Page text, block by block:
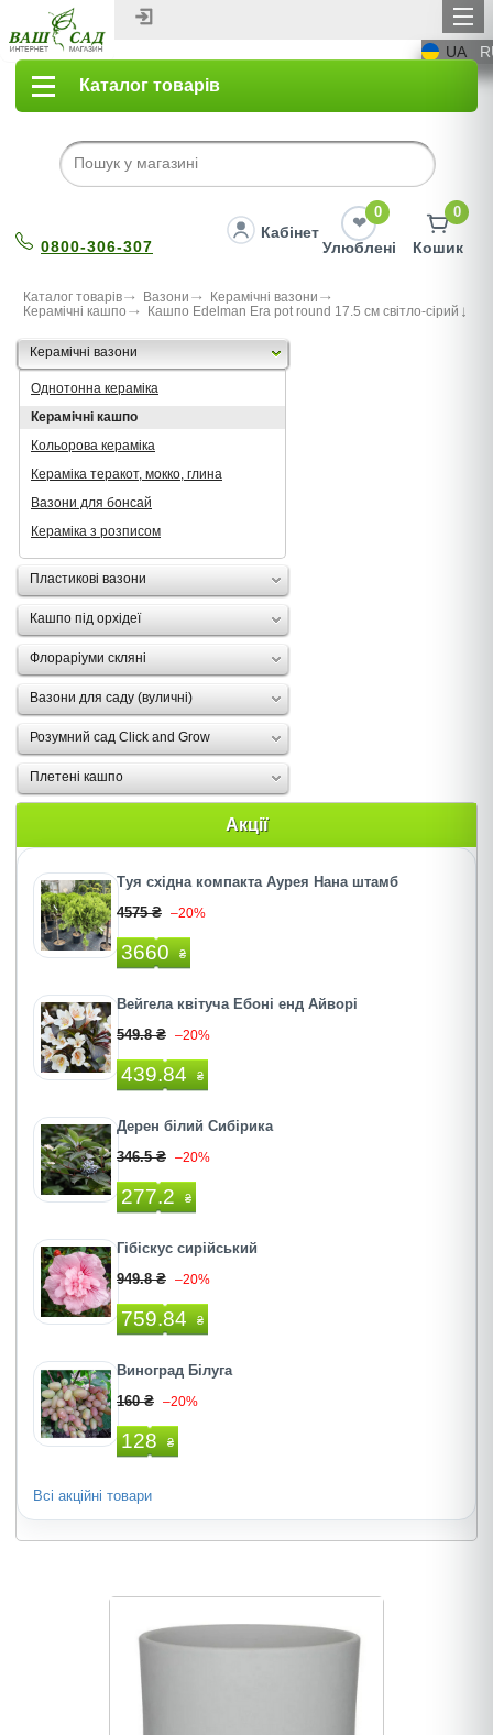
UA
Каталог товарів
0800-306-307
Кабінет
0
Улюблені
0
Кошик
Каталог товарів Вазони
Керамічні вазони
Керамічні кашпо
Кашпо Edelman Era pot round 17.5 cм світло-сірий
Керамічні вазони
Однотонна кераміка
Керамічні кашпо
Кольорова кераміка
Кераміка теракот, мокко, глина
Вазони для бонсай
Кераміка з розписом
Пластикові вазони
Кашпо під орхідеї
Флораріуми скляні
Вазони для саду (вуличні)
Розумний сад Click and Grow
Плетені кашпо
Акції
Туя східна компакта Аурея Нана штамб
4575 ₴ –20%
3660 ₴
Вейгела квітуча Ебоні енд Айворі
549.8 ₴ –20%
439.84 ₴
Дерен білий Сибірика
346.5 ₴ –20%
277.2 ₴
Гібіскус сирійський
949.8 ₴ –20%
759.84 ₴
Виноград Білуга
160 ₴ –20%
128 ₴
Всі акційні товари